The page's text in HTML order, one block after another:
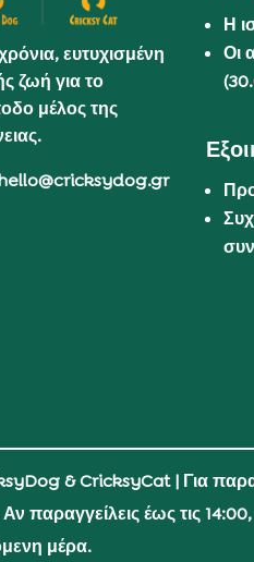
ευτυχισμένη
ζωή για το
μέλος της
Η
Οι
& CricksyCat| Για
παραγγείλεις έως τις
μέρα.